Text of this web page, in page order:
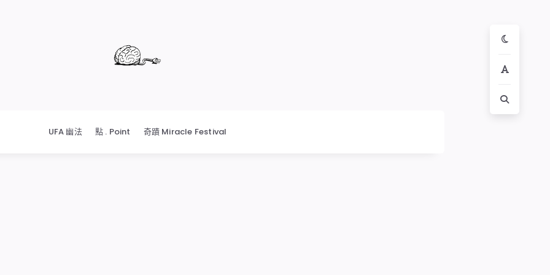
UFA 幽法 點 . Point 奇蹟 Miracle Festival